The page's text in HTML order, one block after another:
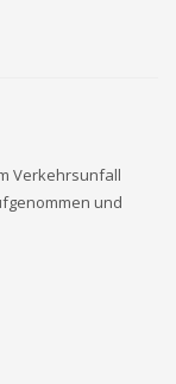
Verkehrsunfall
und